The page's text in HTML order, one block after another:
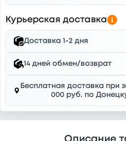
Курьерская доставка
Доставка 1-2 дня
14 дней обмен/возврат
Бесплатная доставка при
000 руб. по